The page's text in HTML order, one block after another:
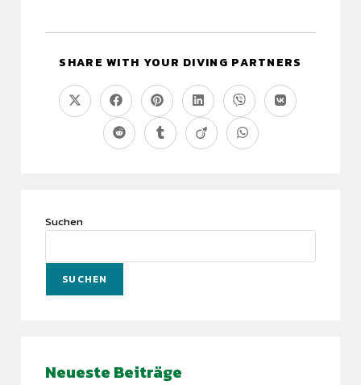
SHARE WITH YOUR DIVING PARTNERS
Suchen
SUCHEN
Neueste Beiträge